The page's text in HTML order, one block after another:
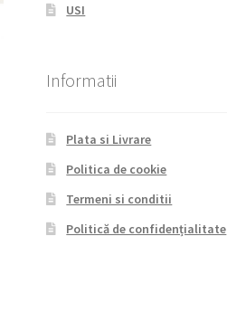
USI
Informatii
Plata si Livrare
Politica de cookie
Termeni si conditii
Politică de confidențialitate